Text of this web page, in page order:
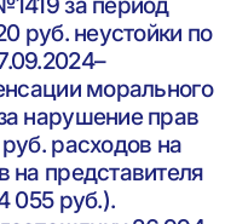
руб. неустойки по
морального
нарушение прав
расходов на
на представителя
055 руб.).